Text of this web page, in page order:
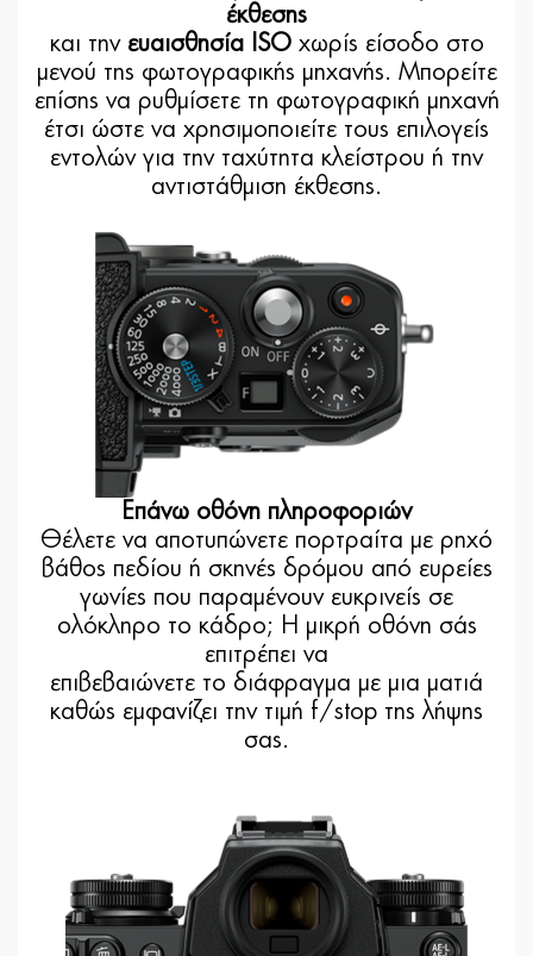
έκθεσης
και την ευαισθησία ISOχωρίς είσοδο στο
μενού της φωτογραφικής μηχανής. Μπορείτε
επίσης να ρυθμίσετε τη φωτογραφική μηχανή
έτσι ώστε να χρησιμοποιείτε τους επιλογείς
εντολών για την ταχύτητα κλείστρου ή την
αντιστάθμιση έκθεσης.
Επάνω οθόνη πληροφοριών
Θέλετε να αποτυπώνετε πορτραίτα με ρηχό
βάθος πεδίου ή σκηνές δρόμου από ευρείες
γωνίες που παραμένουν ευκρινείς σε
ολόκληρο το κάδρο; Η μικρή οθόνη σάς
επιτρέπει να
επιβεβαιώνετε το διάφραγμα με μια ματιά
καθώς εμφανίζει την τιμή f/stop της λήψης
σας.